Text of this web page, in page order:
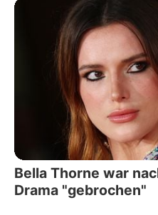
Bella Thorne war
Drama "gebrochen"